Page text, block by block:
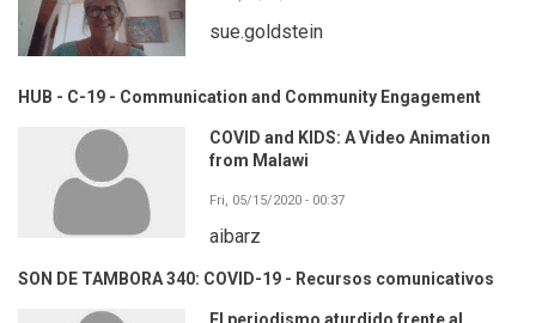
sue.goldstein
HUB - C-19 - Communication and Community Engagement
COVID and KIDS: A Video Animation
from Malawi
Fri, 05/15/2020 - 00:37
aibarz
SON DE TAMBORA 340: COVID-19 - Recursos comunicativos